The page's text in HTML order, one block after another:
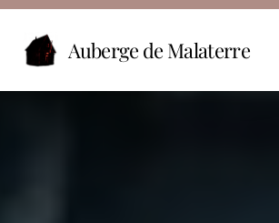
Auberge de Malaterre